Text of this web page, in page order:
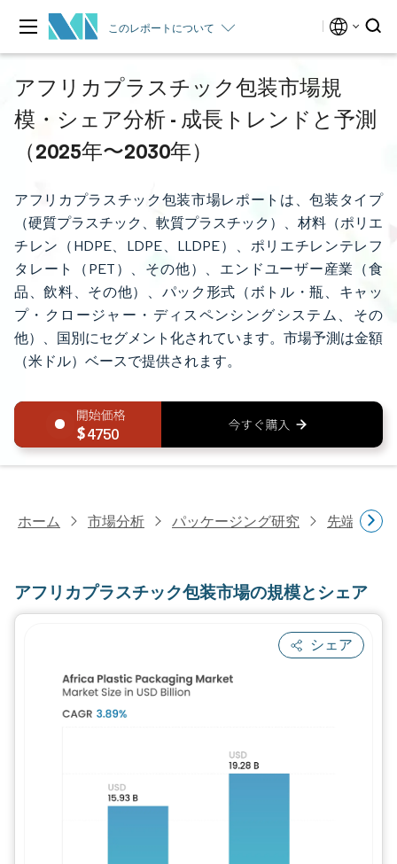
このレポートについて
アフリカプラスチック包装市場規
模・シェア分析 - 成長トレンドと予測
（2025年〜2030年）
アフリカプラスチック包装市場レポートは、包装タイプ
（硬質プラスチック、軟質プラスチック）、材料（ポリエ
チレン（HDPE、LDPE、LLDPE）、ポリエチレンテレフ
タレート（PET）、その他）、エンドユーザー産業（食
品、飲料、その他）、パック形式（ボトル・瓶、キャッ
プ・クロージャー・ディスペンシングシステム、その
他）、国別にセグメント化されています。市場予測は金額
（米ドル）ベースで提供されます。
4750
ホーム 市場分析 パッケージング研究 先端パッ
アフリカプラスチック包装市場の規模とシェア
シェア